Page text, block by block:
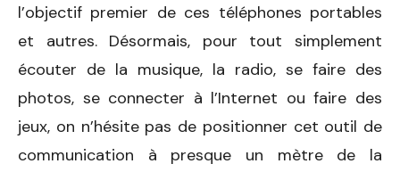
l’objectif premier de ces téléphones portables
et autres. Désormais, pour tout simplement
écouter de la musique, la radio, se faire des
photos, se connecter à l’Internet ou faire des
jeux, on n’hésite pas de positionner cet outil de
communication à presque un mètre de la